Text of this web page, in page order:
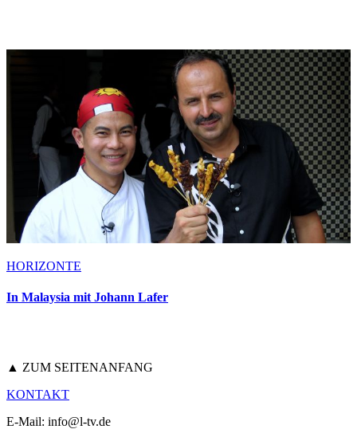
HORIZONTE
In Malaysia mit Johann Lafer
▲ ZUM SEITENANFANG
KONTAKT
E-Mail: info@l-tv.de